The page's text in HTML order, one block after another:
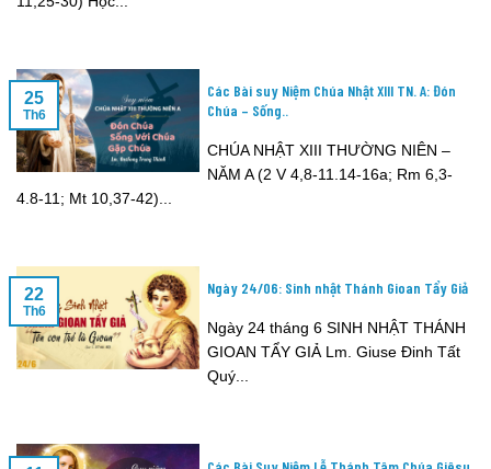
Các Bài suy Niệm Chúa Nhật XIII TN. A: Đón
Chúa – Sống..
CHÚA NHẬT XIII THƯỜNG NIÊN –
NĂM A (2 V 4,8-11.14-16a; Rm 6,3-
4.8-11; Mt 10,37-42)...
25
Th6
Ngày 24/06: Sinh nhật Thánh Gioan Tẩy Giả
Ngày 24 tháng 6 SINH NHẬT THÁNH
GIOAN TẨY GIẢ Lm. Giuse Đinh Tất
Quý...
22
Th6